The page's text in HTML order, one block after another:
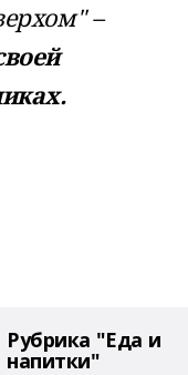
–
Рубрика "Еда и
напитки"